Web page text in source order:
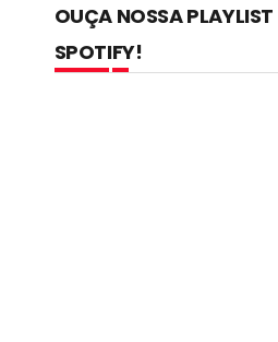
OUÇA NOSSA
SPOTIFY!